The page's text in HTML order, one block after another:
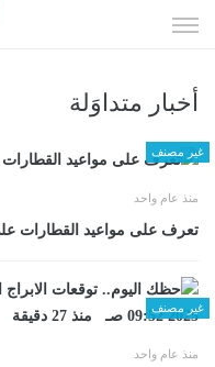
الى
أخبار متداوَلة
غير مصنف
منذ عام واحد
تعرف على مواعيد القطارات
غير مصنف
منذ عام واحد